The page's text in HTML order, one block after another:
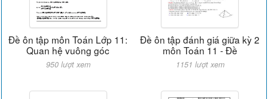
Đề ôn tập môn Toán Lớp 11:
Quan hệ vuông góc
950 lượt xem
Đề ôn tập đánh giá giữa kỳ 2
môn Toán 11 - Đề
1151 lượt xem